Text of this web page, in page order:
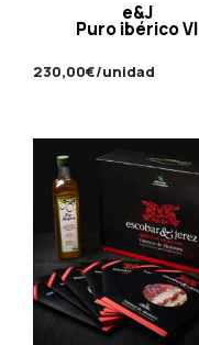
e&J
Puro ibérico VI
230,00€/unidad